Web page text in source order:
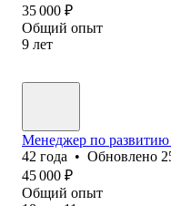
35 000 ₽
Общий опыт
9 лет
Менеджер по развитию
42 года • Обновлено
45 000 ₽
Общий опыт